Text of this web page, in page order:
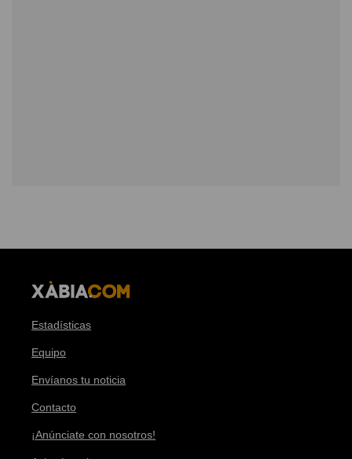
Estadísticas
Equipo
Envíanos tu noticia
Contacto
¡Anúnciate con nosotros!